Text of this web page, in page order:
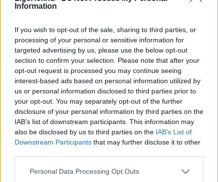
Information
If you wish to opt-out of the sale, sharing to third parties, or
processing of your personal or sensitive information for
targeted advertising by us, please use the below opt-out
section to confirm your selection. Please note that after your
opt-out request is processed you may continue seeing
interest-based ads based on personal information utilized by
us or personal information disclosed to third parties prior to
your opt-out. You may separately opt-out of the further
disclosure of your personal information by third parties on the
IAB’s list of downstream participants. This information may
also be disclosed by us to third parties on the IAB’s List of
Downstream Participants that may further disclose it to other
Personal Data Processing Opt Outs
Aktuelt
Nordjyder kan se årtiets største
solformørkelse
Emilie Nesheim Shaw
08. august 2026 kl. 14.00